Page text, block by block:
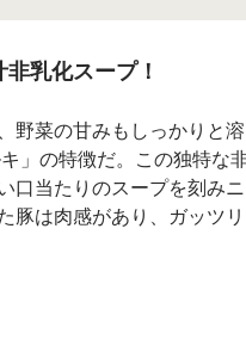
乳化スープ！
野菜の甘みもしっかりと
」の特徴だ。この独特な
口当たりのスープを刻み
豚は肉感があり、ガッツリ